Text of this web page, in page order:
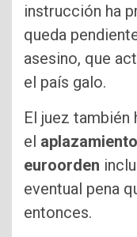
instrucción ha
queda
asesino, que
el país galo.
El juez también
el
euroorden
eventual pena
entonces.